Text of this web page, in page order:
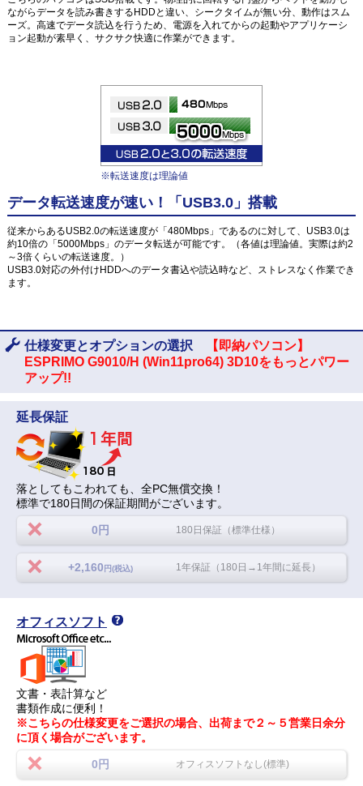
ながらデータを読み書きするHDDと違い、シークタイムが無い分、動作はスム
ーズ。高速でデータ読込を行うため、電源を入れてからの起動やアプリケーシ
ョン起動が素早く、サクサク快適に作業ができます。
※転送速度は理論値
データ転送速度が速い！「USB3.0」搭載
従来からあるUSB2.0の転送速度が「480Mbps」であるのに対して、USB3.0は
約10倍の「5000Mbps」のデータ転送が可能です。（各値は理論値。実際は約2
～3倍くらいの転送速度。）
USB3.0対応の外付けHDDへのデータ書込や読込時など、ストレスなく作業でき
ます。
仕様変更とオプションの選択
【即納パソコン】
ESPRIMO G9010/H (Win11pro64) 3D10をもっとパワー
アップ!!
延長保証
落としてもこわれても、全PC無償交換！
標準で180日間の保証期間がございます。
0円 180日保証（標準仕様）
+2,160 円(税込) 1年保証（180日→1年間に延長）
オフィスソフト
文書・表計算など
書類作成に便利！
※こちらの仕様変更をご選択の場合、出荷まで２～５営業日余分
に頂く場合がございます。
0円 オフィスソフトなし(標準)